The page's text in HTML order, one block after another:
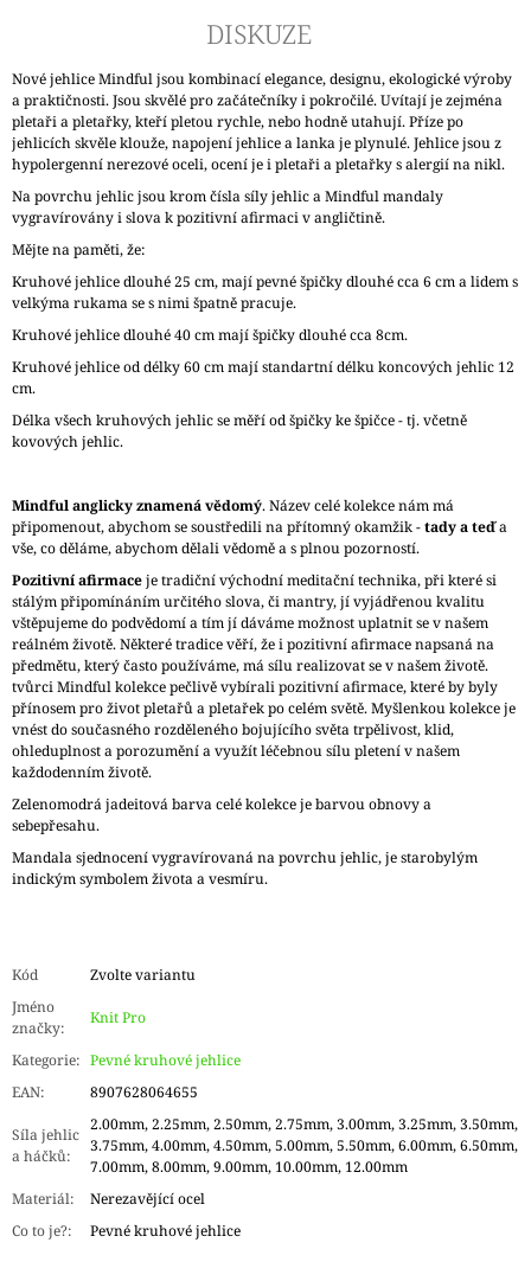
DISKUZE
Nové jehlice Mindful jsou kombinací elegance, designu, ekologické výroby
a praktičnosti. Jsou skvělé pro začátečníky i pokročilé. Uvítají je zejména
pletaři a pletařky, kteří pletou rychle, nebo hodně utahují. Příze po
jehlicích skvěle klouže, napojení jehlice a lanka je plynulé. Jehlice jsou z
hypolergenní nerezové oceli, ocení je i pletaři a pletařky s alergií na nikl.
Na povrchu jehlic jsou krom čísla síly jehlic a Mindful mandaly
vygravírovány i slova k pozitivní afirmaci v angličtině.
Mějte na paměti, že:
Kruhové jehlice dlouhé 25 cm, mají pevné špičky dlouhé cca 6 cm a lidem s
velkýma rukama se s nimi špatně pracuje.
Kruhové jehlice dlouhé 40 cm mají špičky dlouhé cca 8cm.
Kruhové jehlice od délky 60 cm mají standartní délku koncových jehlic 12
cm.
Délka všech kruhových jehlic se měří od špičky ke špičce - tj. včetně
kovových jehlic.
Mindful anglicky znamená vědomý. Název celé kolekce nám má
připomenout, abychom se soustředili na přítomný okamžik -tady a teďa
vše, co děláme, abychom dělali vědomě a s plnou pozorností.
Pozitivní afirmaceje tradiční východní meditační technika, při které si
stálým připomínáním určitého slova, či mantry, jí vyjádřenou kvalitu
vštěpujeme do podvědomí a tím jí dáváme možnost uplatnit se v našem
reálném životě. Některé tradice věří, že i pozitivní afirmace napsaná na
předmětu, který často používáme, má sílu realizovat se v našem životě.
tvůrci Mindful kolekce pečlivě vybírali pozitivní afirmace, které by byly
přínosem pro život pletařů a pletařek po celém světě. Myšlenkou kolekce je
vnést do současného rozděleného bojujícího světa trpělivost, klid,
ohleduplnost a porozumění a využít léčebnou sílu pletení v našem
každodenním životě.
Zelenomodrá jadeitová barva celé kolekce je barvou obnovy a
sebepřesahu.
Mandala sjednocení vygravírovaná na povrchu jehlic, je starobylým
indickým symbolem života a vesmíru.
Kód
Zvolte variantu
Jméno
značky:
Knit Pro
Kategorie: Pevné kruhové jehlice
EAN: 8907628064655
Síla jehlic
a háčků:
2.00mm, 2.25mm, 2.50mm, 2.75mm, 3.00mm, 3.25mm, 3.50mm,
3.75mm, 4.00mm, 4.50mm, 5.00mm, 5.50mm, 6.00mm, 6.50mm,
7.00mm, 8.00mm, 9.00mm, 10.00mm, 12.00mm
Materiál:
Nerezavějící ocel
Co to je?: Pevné kruhové jehlice